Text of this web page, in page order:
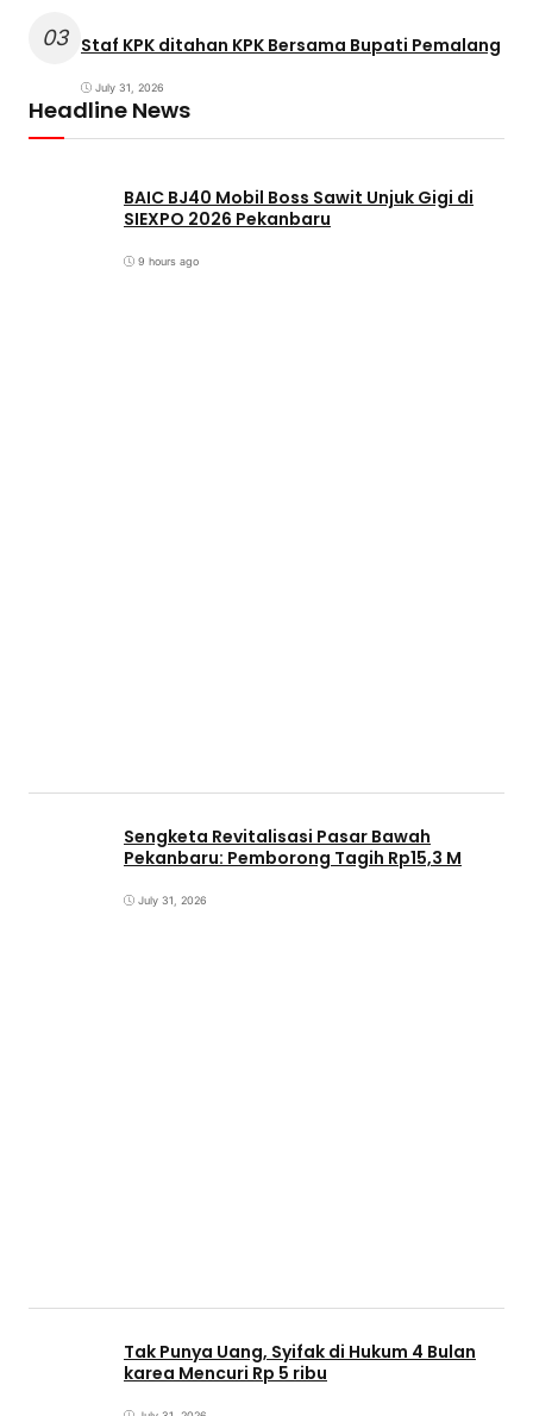
03 Staf KPK ditahan KPK Bersama Bupati Pemalang
July 31, 2026
Headline News
BAIC BJ40 Mobil Boss Sawit Unjuk Gigi di
SIEXPO 2026 Pekanbaru
9 hours ago
Sengketa Revitalisasi Pasar Bawah
Pekanbaru: Pemborong Tagih Rp15,3 M
July 31, 2026
Tak Punya Uang, Syifak di Hukum 4 Bulan
karea Mencuri Rp 5 ribu